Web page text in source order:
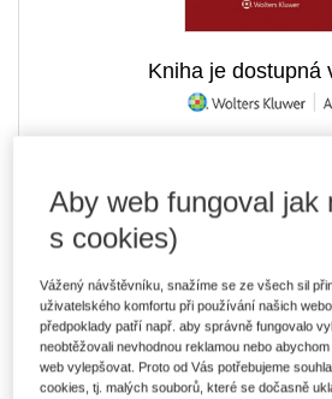
Kniha je dostupná
Skladem- expedice do 2 pracovních
E-kniha Smarteca + soubory ke
V prodeji - ihned k dispozici
Co je Smarteca?
Kde najdu soubory e-knih?
Aby web fungoval jak
s cookies)
Vážený návštěvníku, snažíme se ze všech sil
uživatelského komfortu při používání našich
předpoklady patří např. aby správně fungovalo
neobtěžovali nevhodnou reklamou nebo
web vylepšovat. Proto od Vás potřebujeme
cookies, tj. malých souborů, které se dočasně